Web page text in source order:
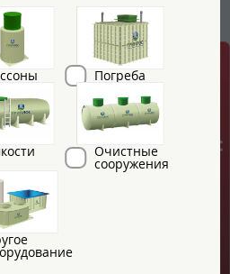
хранения и обработки
Политикой
ГРИНЛОС + скидка = 1 мин!
Погреба
Очистные
сооружения